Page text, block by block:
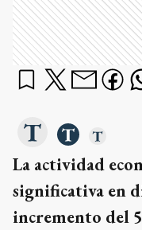
La actividad
significativa en
incremento del